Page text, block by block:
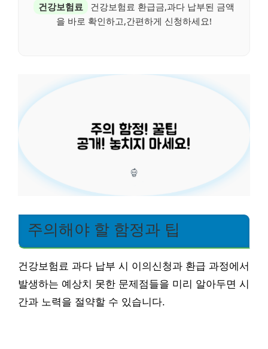
건강보험료
건강보험료 환급금,과다 납부된 금액
을 바로 확인하고,간편하게 신청하세요!
주의해야 할 함정과 팁
건강보험료 과다 납부 시 이의신청과 환급 과정에서
발생하는 예상치 못한 문제점들을 미리 알아두면 시
간과 노력을 절약할 수 있습니다.